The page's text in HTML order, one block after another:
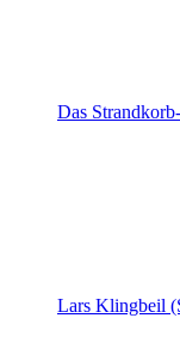
Das
Lars Klingbeil